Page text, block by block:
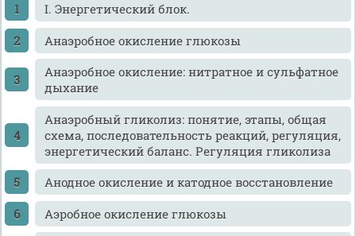
I. Энергетический блок.
Анаэробное окисление глюкозы
Анаэробное окисление: нитратное и сульфатное
дыхание
Анаэробный гликолиз: понятие, этапы, общая
схема, последовательность реакций, регуляция,
энергетический баланс. Регуляция гликолиза
Анодное окисление и катодное восстановление
Аэробное окисление глюкозы